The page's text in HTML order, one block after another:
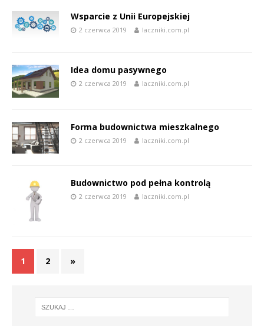
Wsparcie z Unii Europejskiej
2 czerwca 2019 laczniki.com.pl
Idea domu pasywnego
2 czerwca 2019 laczniki.com.pl
Forma budownictwa mieszkalnego
2 czerwca 2019 laczniki.com.pl
Budownictwo pod pełna kontrolą
2 czerwca 2019 laczniki.com.pl
1 2 »